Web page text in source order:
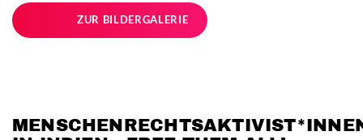
ZUR BILDERGALERIE